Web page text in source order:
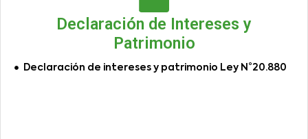
Declaración de Intereses y
Patrimonio
Declaración de intereses y patrimonio Ley N°20.880